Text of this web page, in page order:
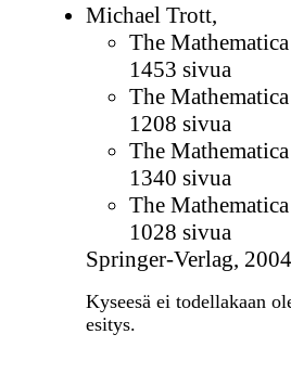
Michael Trott,
The
1453 sivua
The
1208 sivua
The
1340 sivua
The
1028 sivua
Springer-Verlag,
Kyseesä ei todellakaan
esitys.